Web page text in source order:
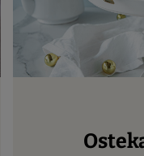
Ostekake med